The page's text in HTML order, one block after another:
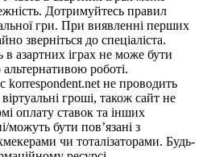
Дотримуйтесь правил
гри. При виявленні перших
зверніться до спеціаліста.
азартних іграх не може бути
роботі.
korrespondent.net не проводить
гроші, також сайт не
оплату ставок та інших
можуть бути пов’язані з
чи тоталізаторами. Будь-